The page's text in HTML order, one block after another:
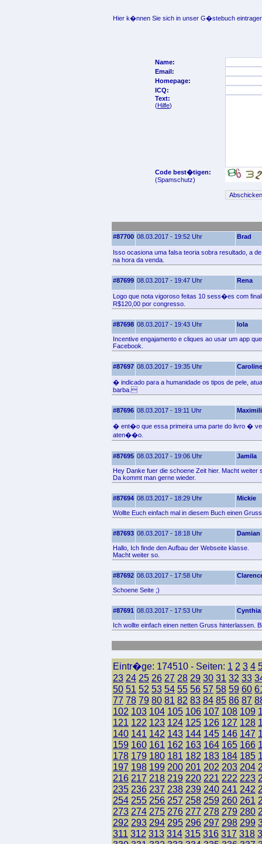
Hier k�nnen Sie sich in unser G�stebuch
Name:
Email:
Homepage:
ICQ:
Text:
(Hilfe)
Code best�tigen:
(Spamschutz)
#87700 08.03.2017 - 19:52 Uhr Brad
Isso ocasiona uma falsa teoria sobra resultado, a
na hora da venda.
#87699 08.03.2017 - 19:47 Uhr Rena
Logo que nota vigoroso feitas 10 sess�es com
R$120,00 por congresso.
#87698 08.03.2017 - 19:43 Uhr Iola
Incentive engajamento e cliques ao usar um app
Facebook.
#87697 08.03.2017 - 19:35 Uhr Caroline
� indicado para a humanidade os tipos de pele,
barba.
#87696 08.03.2017 - 19:11 Uhr
� ent�o que essa primeira uma parte do livro �
aten��o.
#87695 08.03.2017 - 19:06 Uhr Jamila
Hey Danke fuer die schoene Zeit hier. Macht weiter
Da kommt man gerne wieder.
#87694 08.03.2017 - 18:29 Uhr Mickie
Wollte Euch einfach mal in diesem Buch einen
#87693 08.03.2017 - 18:18 Uhr Damian
Hallo, Ich finde den Aufbau der Webseite klasse.
Macht weiter so.
#87692 08.03.2017 - 17:58 Uhr
Schoene Seite ;)
#87691 08.03.2017 - 17:53 Uhr Cynthia
Ich wollte einfach einen netten Gruss hinterlassen.
Eintr�ge: 174510 - Seiten: 1 2 3 4
23 24 25 26 27 28 29 30 31 32 33
50 51 52 53 54 55 56 57 58 59 60
77 78 79 80 81 82 83 84 85 86 87
102 103 104 105 106 107 108 109
121 122 123 124 125 126 127 128
140 141 142 143 144 145 146 147
159 160 161 162 163 164 165 166
178 179 180 181 182 183 184 185
197 198 199 200 201 202 203 204
216 217 218 219 220 221 222 223
235 236 237 238 239 240 241 242
254 255 256 257 258 259 260 261
273 274 275 276 277 278 279 280
292 293 294 295 296 297 298 299
311 312 313 314 315 316 317 318